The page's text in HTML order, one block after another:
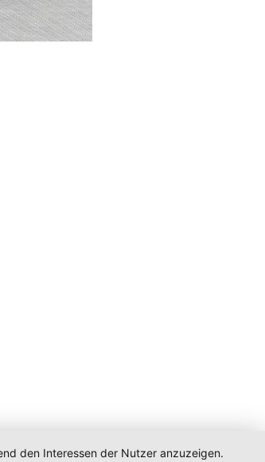
den Interessen der Nutzer anzuzeigen.